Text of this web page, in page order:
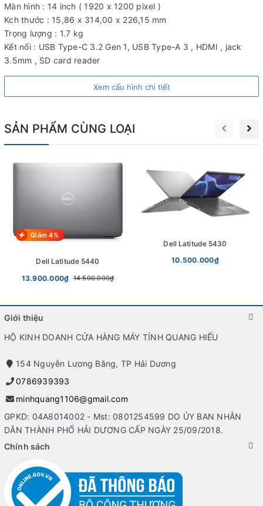
được thiết kế vuông vức với những đường nét CNC tinh xảo.
Mỗi một góc cạnh máy tính đều được bo cong mềm mại. Chưa
hết, logo Dell bóng bẩy được đặt ở chính giữa mặt lưng giúp
người dùng dễ dàng nhận diện thương hiệu.
Tuy nhiên điểm giúp Inspiron 14 7445 2 in 1 chiếm trọn cảm tình
vỏ máy tính được hoàn thiện bằng chất liệu nhôm giúp khắc
phục tối đa hiện tượng flex thường thấy trên các dòng laptop
Màn hình : 14 inch ( 1920 x 1200 pixel )
Kch thước : 15,86 x 314,00 x 226,15 mm
Trọng lượng : 1.7 kg
Kết nối : USB Type-C 3.2 Gen 1, USB Type-A 3 , HDMI , jack
3.5mm , SD card reader
Xem cấu hình chi tiết
SẢN PHẨM CÙNG LOẠI
Giảm 4%
Dell Latitude 5440
13.900.000₫ 14.500.000₫
Dell Latitude 5430
10.500.000₫
Giới thiệu
HỘ KINH DOANH CỬA HÀNG MÁY TÍNH QUANG HIẾU
154 Nguyễn Lương Bằng, TP Hải Dương
0786939393
minhquang1106@gmail.com
GPKD: 04A8014002 - Mst: 0801254599 DO ỦY BAN NHÂN
DÂN THÀNH PHỐ HẢI DƯƠNG CẤP NGÀY 25/09/2018.
Chính sách